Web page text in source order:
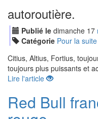
autoroutière.
Publié le dimanche 17
Catégorie Pour la
Citius, Altius, Fortius,
toujours plus puissants et
Lire l'article
Red Bull